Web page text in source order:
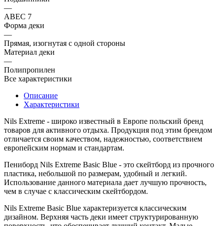
—
ABEC 7
Форма деки
—
Прямая, изогнутая с одной стороны
Материал деки
—
Полипропилен
Все характеристики
Описание
Характеристики
Nils Extreme - широко известный в Европе польский бренд
товаров для активного отдыха. Продукция под этим брендом
отличается своим качеством, надежностью, соответствием
европейским нормам и стандартам.
Пениборд Nils Extreme Basic Blue - это скейтборд из прочного
пластика, небольшой по размерам, удобный и легкий.
Использование данного материала дает лучшую прочность,
чем в случае с классическим скейтбордом.
Nils Extreme Basic Blue характеризуется классическим
дизайном. Верхняя часть деки имеет структурированную